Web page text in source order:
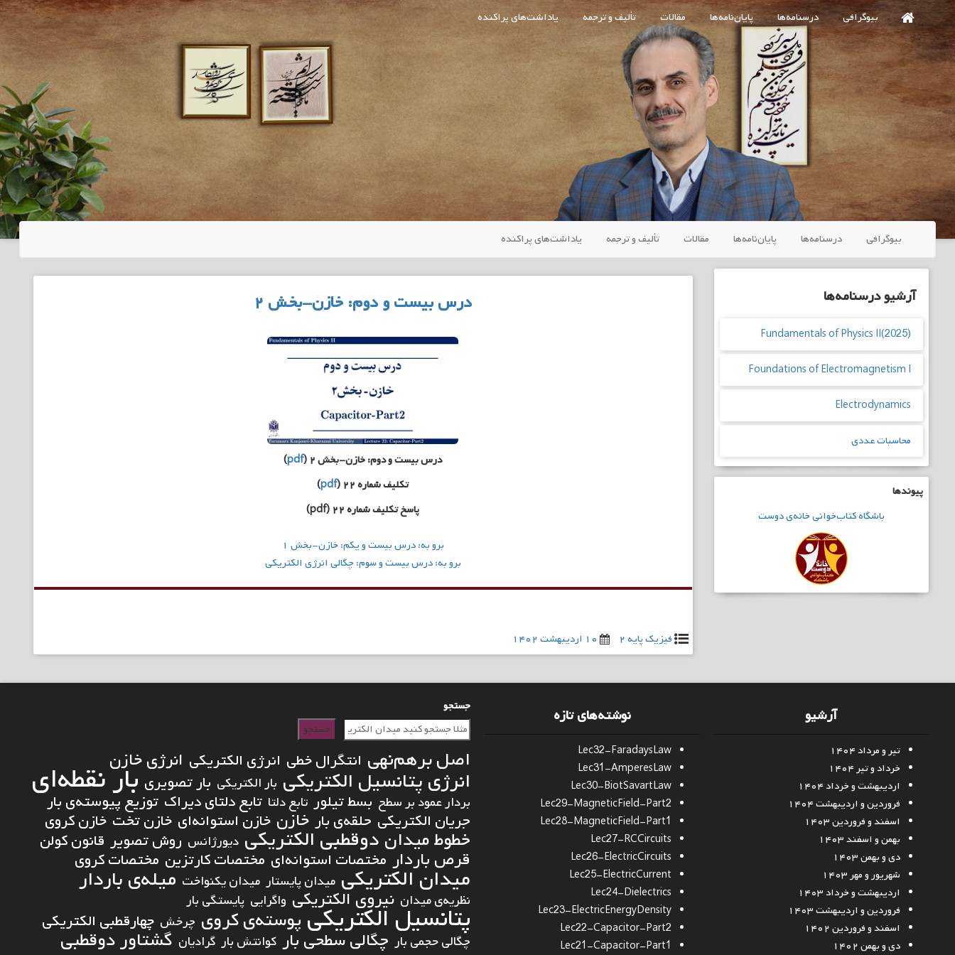
Skip
to
main
content
بیوگرافی درسنامه‌ها پایان‌نامه‌ها مقالات تألیف و ترجمه یاداشت‌های پراکنده
بیوگرافی درسنامه‌ها پایان‌نامه‌ها مقالات تألیف و ترجمه یاداشت‌های پراکنده
درس بیست و دوم: خازن-بخش ۲
درس بیست و دوم: خازن-بخش ۲ ( pdf
)
تکلیف شماره ۲۲ (
pdf
)
پاسخ تکلیف شماره ۲۲ (pdf)
برو به: درس بیست و یکم: خازن-بخش ۱
برو به: درس بیست و سوم: چگالی انرژی الکتریکی
فیزیک پایه ۲ ۱۰ اردیبهشت ۱۴۰۲
آرشیو درسنامه‌ها
Fundamentals of Physics II(2025)
Foundations of Electromagnetism I
Electrodynamics
محاسبات عددی
پیوندها
باشگاهکتاب‌خوانیخانه‌ی دوست
آرشیو
تیر و مرداد ۱۴۰۴
خرداد و تیر ۱۴۰۴
اردیبهشت و خرداد ۱۴۰۴
فروردین و اردیبهشت ۱۴۰۴
اسفند و فروردین ۱۴۰۳
بهمن و اسفند ۱۴۰۳
دی و بهمن ۱۴۰۳
شهریور و مهر ۱۴۰۳
اردیبهشت و خرداد ۱۴۰۳
فروردین و اردیبهشت ۱۴۰۳
اسفند و فروردین ۱۴۰۲
دی و بهمن ۱۴۰۲
نوشته‌های تازه
Lec32-FaradaysLaw
Lec31-AmperesLaw
Lec30-BiotSavartLaw
Lec29-MagneticField-Part2
Lec28-MagneticField-Part1
Lec27-RCCircuits
Lec26-ElectricCircuits
Lec25-ElectricCurrent
Lec24-Dielectrics
Lec23-ElectricEnergyDensity
Lec22-Capacitor-Part2
Lec21-Capacitor-Part1
جستجو
جستجو
اصل برهم‌نهی انتگرال خطی انرژی الکتریکی انرژی خازن
انرژی پتانسیل الکتریکی بار الکتریکی بار تصویری بار نقطه‌ای
بردار عمود بر سطح بسط تیلور تابع دلتا تابع دلتای دیراک توزیع پیوسته‌ی بار
جریان الکتریکی حلقه‌ی بار خازن خازن استوانه‌ای خازن تخت خازن کروی
خطوط میدان دوقطبی الکتریکی دیورژانس روش تصویر قانون کولن
قرص باردار مختصات استوانه‌ای مختصات کارتزین مختصات کروی
میدان الکتریکی میدان پایستار میدان یکنواخت میله‌ی باردار
نظریه‌ی میدان نیروی الکتریکی واگرایی پایستگی بار پتانسیل الکتریکی پوسته‌ی کروی چرخش چهارقطبی الکتریکی
چگالی حجمی بار چگالی سطحی بار کوانتش بار گرادیان گشتاور دوقطبی